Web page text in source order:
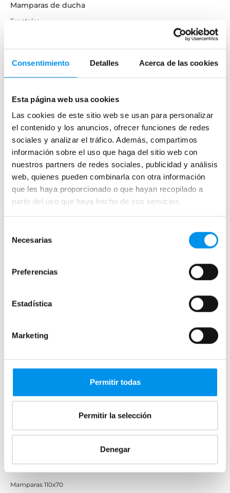
Consentimiento Detalles Acerca de las cookies
Esta página web usa cookies
Las cookies de este sitio web se usan para personalizar
el contenido y los anuncios, ofrecer funciones de redes
sociales y analizar el tráfico. Además, compartimos
información sobre el uso que haga del sitio web con
nuestros partners de redes sociales, publicidad y análisis
web, quienes pueden combinarla con otra información
que les haya proporcionado o que hayan recopilado a
partir del uso que haya hecho de sus servicios.
Necesarias
Preferencias
Estadística
Marketing
Permitir todas
Permitir la selección
Denegar
Mamparas de ducha
Frontales
Mamparas rectangulares
Fijos y paneles de ducha
Correderas sin perfiles
Apertura abatible
Apertura plegable
Cristal fijo para ducha
Mamparas doble hoja
Mamparas a ras de suelo
Mamparas con armario
Mamparas de colores
Mamparas de ducha perfilería negra
Mamparas de perfilería blanca
Mamparas de ducha baratas con perfil negro
Mamparas 110x70